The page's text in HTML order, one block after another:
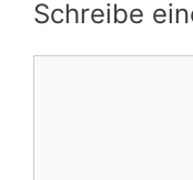
Schreibe